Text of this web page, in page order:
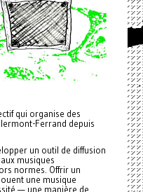
qui organise des
Ferrand depuis
un outil de diffusion
musiques
normes. Offrir un
une musique
— une manière de